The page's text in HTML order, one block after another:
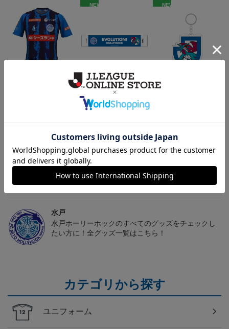
（Sｰ3XL）2026/27 オー
NEW
水戸ホーリーホック ボ
ーマンダ タオルマフラー
NEW
水戸ホーリーホック ボ
トピックス
水戸
こだわりのデザインに注目！タオルマフラーは応援
の必須アイテム！
水戸
水戸ホーリーホックのすべてのグッズをチェックし
たい方に！全グッズ一覧はこちら！
カテゴリから探す
ユニフォーム